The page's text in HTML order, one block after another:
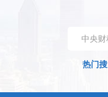
中央
热门